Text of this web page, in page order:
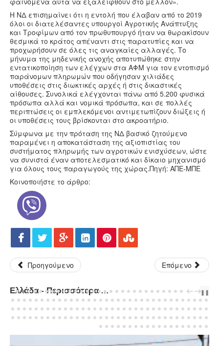
Η ΝΔ επισημαίνει ότι η εντολή που έλαβαν από το 2019
όλοι οι διατελέσαντες υπουργοί Αγροτικής Ανάπτυξης
και Τροφίμων από τον πρωθυπουργό ήταν να θωρακίσουν
θεσμικά το κράτος απέναντι στις παρατυπίες και να
προχωρήσουν σε όλες τις αναγκαίες αλλαγές. Το
μήνυμα της μηδενικής ανοχής αποτυπώθηκε στην
εντατικοποίηση των ελέγχων στα ΑΦΜ για τον εντοπισμό
παράνομων πληρωμών που οδήγησαν χιλιάδες
υποθέσεις στις διωκτικές αρχές ή στις δικαστικές
αίθουσες. Συνολικά ελέγχονται πάνω από 5.200 φυσικά
πρόσωπα αλλά και νομικά πρόσωπα, και σε πολλές
περιπτώσεις οι εμπλεκόμενοι αντιμετωπίζουν διώξεις ή
οι υποθέσεις τους βρίσκονται στο ακροατήριο.
Σύμφωνα με την πρόταση της ΝΔ βασικό ζητούμενο
παραμένει η αποκατάσταση της αξιοπιστίας του
συστήματος πληρωμής των αγροτικών ενισχύσεων, ώστε
να συνιστά έναν αποτελεσματικό και δίκαιο μηχανισμό
για όλους τους παραγωγούς της χώρας.Πηγή: ΑΠΕ-ΜΠΕ
Κοινοποιήστε το άρθρο:
Προηγούμενο Επόμενο
Ελλάδα - Περισσότερα Άρθρα... PREVNEXT
❚❚